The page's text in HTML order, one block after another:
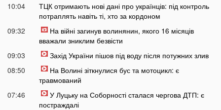
10:04
ТЦК отримають нові дані про українців: під контроль
потраплять навіть ті, хто за кордоном
09:32
На війні загинув волинянин, якого 16 місяців
вважали зниклим безвісти
09:03
Захід України пішов під воду після потужних злив
08:50
На Волині зіткнулися бус та мотоцикл: є
травмований
07:46
У Луцьку на Соборності сталася чергова ДТП: є
постраждалі